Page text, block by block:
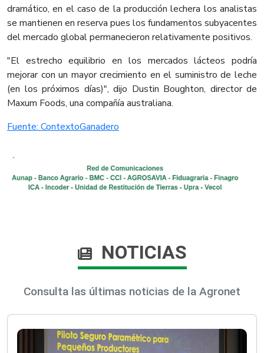
dramático, en el caso de la producción lechera los analistas
se mantienen en reserva pues los fundamentos subyacentes
del mercado global permanecieron relativamente positivos.
"El estrecho equilibrio en los mercados lácteos podría
mejorar con un mayor crecimiento en el suministro de leche
(en los próximos días)", dijo Dustin Boughton, director de
Maxum Foods, una compañía australiana.
Fuente: ContextoGanadero
NOTICIAS
Consulta las últimas noticias de la Agronet